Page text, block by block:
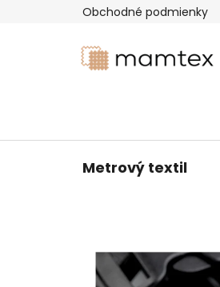
Obchodné podmienky
Metrový textil